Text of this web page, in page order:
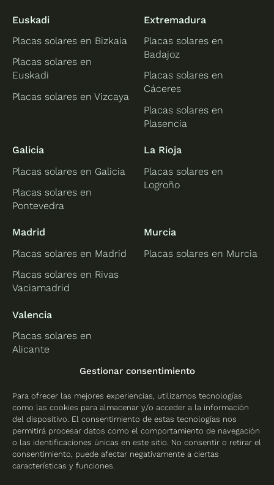
Gestionar consentimiento
Para ofrecer las mejores experiencias, utilizamos tecnologías
como las cookies para almacenar y/o acceder a la información
del dispositivo. El consentimiento de estas tecnologías nos
permitirá procesar datos como el comportamiento de navegación
o las identificaciones únicas en este sitio. No consentir o retirar el
consentimiento, puede afectar negativamente a ciertas
características y funciones.
Euskadi
Placas solares en Bizkaia
Placas solares en
Euskadi
Placas solares en Vizcaya
Extremadura
Placas solares en
Badajoz
Placas solares en
Cáceres
Placas solares en
Plasencia
Galicia
Placas solares en Galicia
Placas solares en
Pontevedra
La Rioja
Placas solares en
Logroño
Madrid
Placas solares en Madrid
Placas solares en Rivas
Vaciamadrid
Murcia
Placas solares en Murcia
Valencia
Placas solares en
Alicante
Placas solares en
Placas solares en
Valencia
Protección de datos